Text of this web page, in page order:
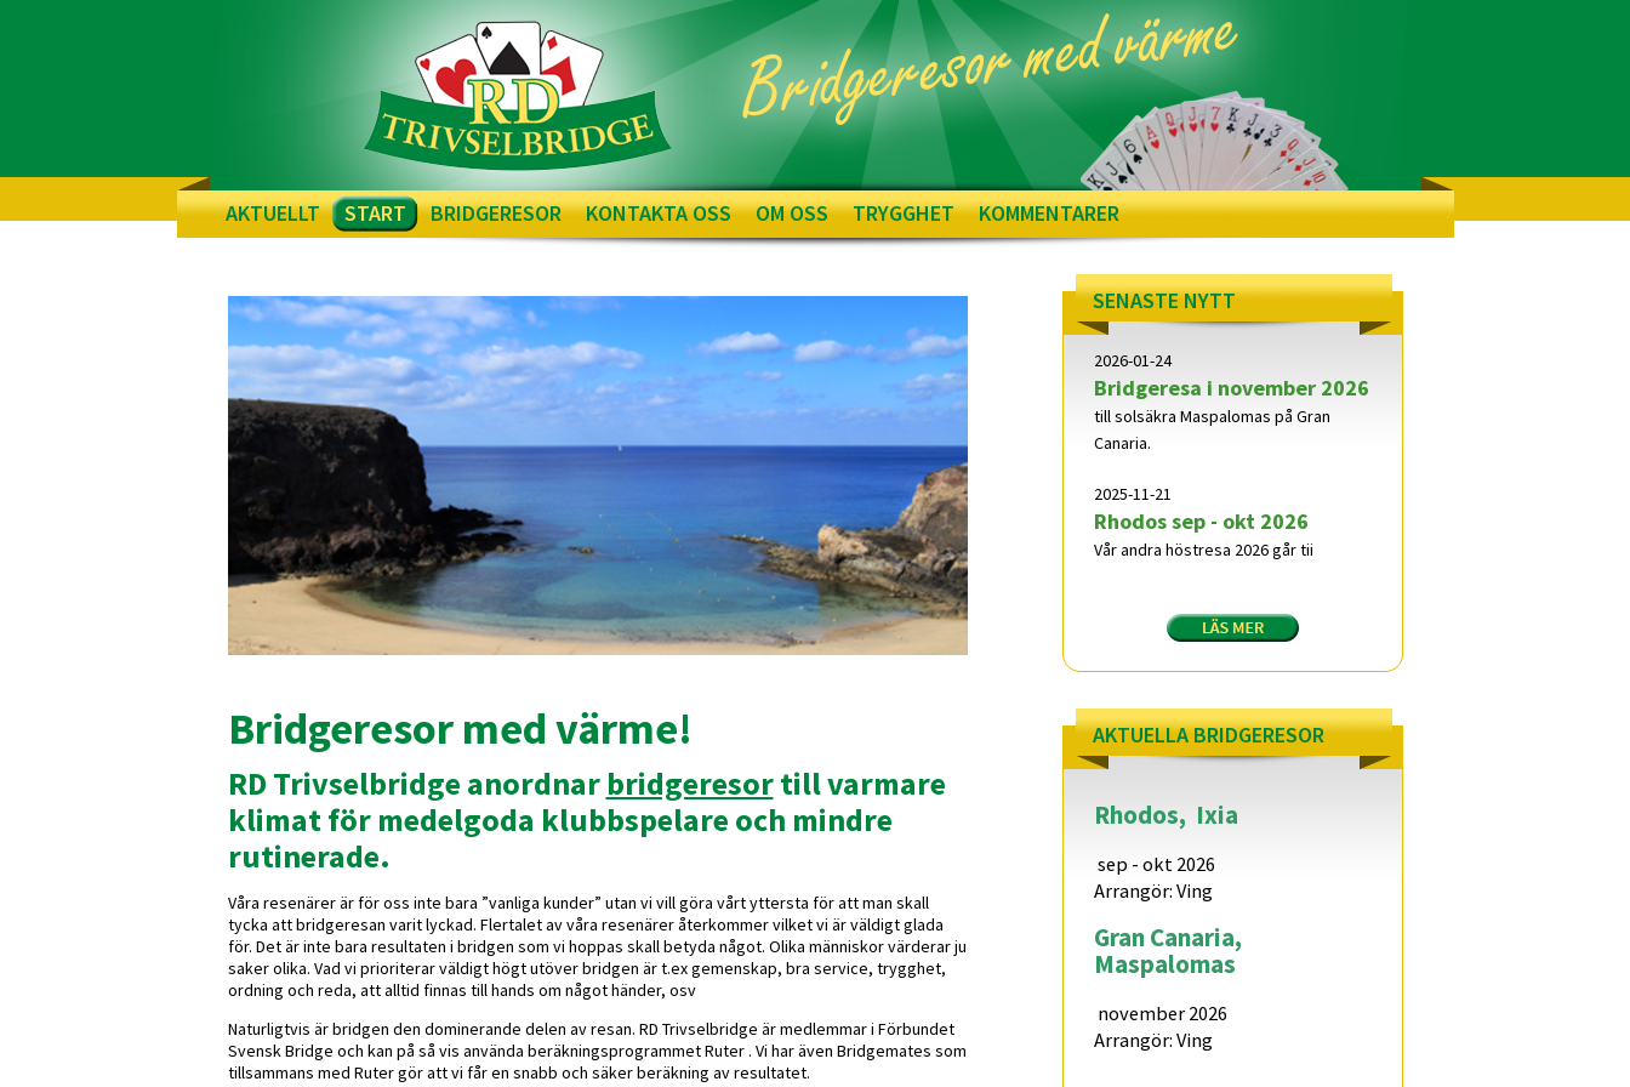
AKTUELLT START BRIDGERESOR KONTAKTA OSS OM OSS TRYGGHET KOMMENTARER
Bridgeresor med värme!
RD Trivselbridge anordnar bridgeresortill varmare
klimat för medelgoda klubbspelare och mindre
rutinerade.
Våra resenärer är för oss inte bara ”vanliga kunder” utan vi vill göra vårt yttersta för att man skall
tycka att bridgeresan varit lyckad. Flertalet av våra resenärer återkommer vilket vi är väldigt glada
för. Det är inte bara resultaten i bridgen som vi hoppas skall betyda något. Olika människor värderar ju
saker olika. Vad vi prioriterar väldigt högt utöver bridgen är t.ex gemenskap, bra service, trygghet,
ordning och reda, att alltid finnas till hands om något händer, osv
Naturligtvis är bridgen den dominerande delen av resan. RD Trivselbridge är medlemmar i Förbundet
Svensk Bridge och kan på så vis använda beräkningsprogrammet Ruter . Vi har även Bridgemates som
tillsammans med Ruter gör att vi får en snabb och säker beräkning av resultatet.
SENASTE NYTT
2026-01-24
Bridgeresa i november 2026
till solsäkra Maspalomas på Gran
Canaria.
2025-11-21
Rhodos sep - okt 2026
Vår andra höstresa 2026 går tii
AKTUELLA BRIDGERESOR
Rhodos, Ixia
sep - okt 2026
Arrangör: Ving
Gran Canaria,
Maspalomas
november 2026
Arrangör: Ving